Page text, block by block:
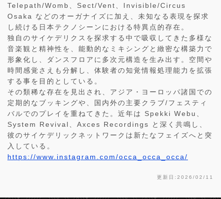
Telepath/Womb、Sect/Vent、Invisible/Circus
Osaka などのオーガナイズに加え、未知なる表現を探求
し続ける日本テクノシーンにおける特異点的存在。
独自のサイケデリクスを探求する中で吸収してきた多様な
音楽観と精神性を、能動的なミキシングと緻密な構築力で
形象化し、ダンスフロアに多次元構造を生み出す。空間や
時間感覚さえも分解し、体験者の知覚情報処理能力を拡張
する事を目的としている。
その類稀な存在を見出され、アジア・ヨーロッパ諸国での
定期的なブッキングや、国内外の主要クラブ/フェスティ
バルでのプレイを重ねてきた。近年は Spekki Webu、
System Revival、Axces Recordings と深く共鳴し、
彼のサイケデリックネットワークは新たなフェイズへと突
入している。
https://www.instagram.com/occa_occa_occa/
更新日:2026/02/11